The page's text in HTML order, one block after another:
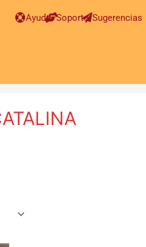
Ayuda Soporte Sugerencias